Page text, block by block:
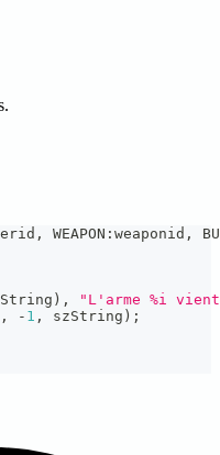
, WEAPON : weaponid ,
) ,
"L'arme %i
, - 1 , szString ) ;